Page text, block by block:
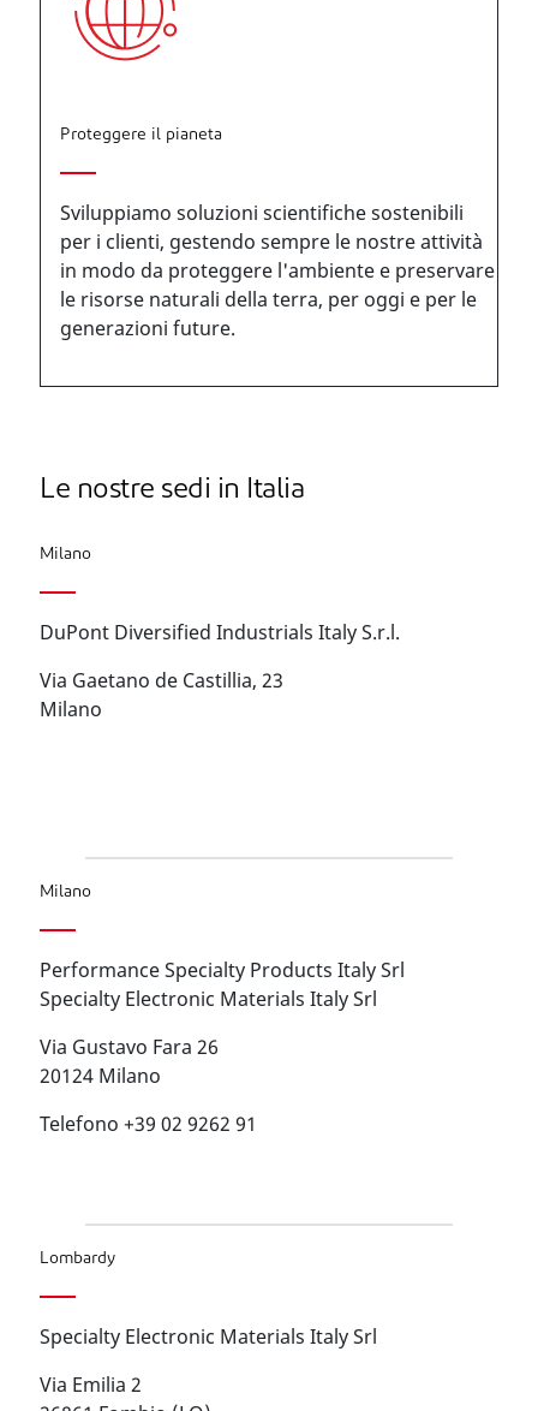
Proteggere il pianeta
Sviluppiamo soluzioni scientifiche sostenibili
per i clienti, gestendo sempre le nostre attività
in modo da proteggere l'ambiente e preservare
le risorse naturali della terra, per oggi e per le
generazioni future.
Le nostre sedi in Italia
Milano
DuPont Diversified Industrials Italy S.r.l.
Via Gaetano de Castillia, 23
Milano
Milano
Performance Specialty Products Italy Srl
Specialty Electronic Materials Italy Srl
Via Gustavo Fara 26
20124 Milano
Telefono +39 02 9262 91
Lombardy
Specialty Electronic Materials Italy Srl
Via Emilia 2